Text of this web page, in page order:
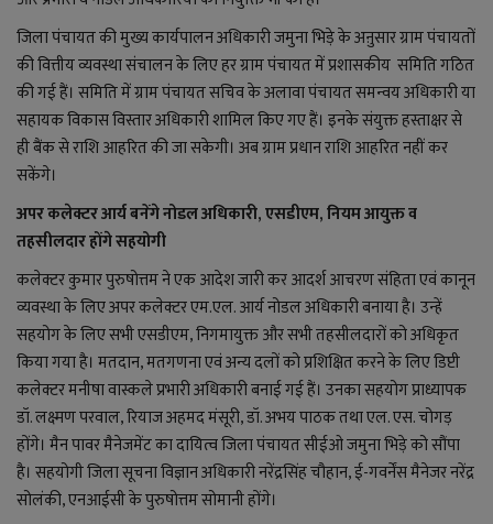
Language
English Hiindi
जिला पंचायत की मुख्य कार्यपालन अधिकारीजमुना भिड़े के अऩुसार ग्राम पंचायतों
की वित्तीय व्यवस्था संचालन के लिए हर ग्राम पंचायत में प्रशासकीय समिति गठित
की गई हैं। समिति में ग्राम पंचायत सचिव के अलावा पंचायत समन्वय अधिकारी या
सहायक विकास विस्तार अधिकारी शामिल किए गए हैं। इनके संयुक्त हस्ताक्षर से
ही बैंक से राशि आहरित की जा सकेगी। अब ग्राम प्रधान राशि आहरित नहीं कर
सकेंगे।
अपर कलेक्टर आर्य बनेंगे नोडल अधिकारी, एसडीएम, नियम आयुक्त व
तहसीलदार होंगे सहयोगी
कलेक्टर कुमार पुरुषोत्तम ने एक आदेश जारी कर आदर्श आचरण संहिता एवं कानून
व्यवस्था के लिए अपर कलेक्टर एम.एल. आर्य नोडल अधिकारी बनाया है। उन्हें
सहयोग के लिए सभी एसडीएम, निगमायुक्त और सभी तहसीलदारों को अधिकृत
किया गया है। मतदान, मतगणना एवं अन्य दलों को प्रशिक्षित करने के लिए डिप्टी
कलेक्टर मनीषा वास्कले प्रभारी अधिकारी बनाई गई हैं। उनका सहयोग प्राध्यापक
डॉ. लक्ष्मण परवाल, रियाज अहमद मंसूरी, डॉ. अभय पाठक तथा एल. एस. चोगड़
होंगे। मैन पावर मैनेजमेंट का दायित्व जिला पंचायत सीईओ जमुना भिड़े को सौंपा
है। सहयोगी जिला सूचना विज्ञान अधिकारी नरेंद्रसिंह चौहान, ई-गवर्नेंस मैनेजर नरेंद्र
सोलंकी, एनआईसी के पुरुषोत्तम सोमानी होंगे।